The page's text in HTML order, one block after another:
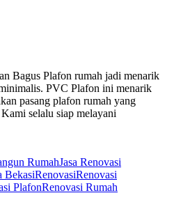
Bagus Plafon rumah jadi menarik
PVC Plafon ini menarik
pasang plafon rumah yang
selalu siap melayani
RumahJasa Renovasi
BekasiRenovasiRenovasi
PlafonRenovasi Rumah